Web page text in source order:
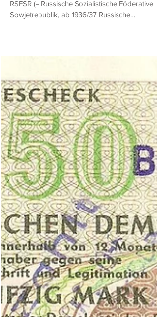
Das Papiergeld von Tannu-Tuwa 1921 bis
1944
RSFSR (= Russische Sozialistische Föderative
Weltkrieg in Deutschland, Ungarn oder in der
Slowakei hatten keinen Bestand und wurden
niedergeschlagen. Nicht so die tuwinische Räte-
Republik. Das südsibirische Gebiet um die 1914
gegründete russische Stadt Belozarsk galt ab
1921 mit dem Staatsnamen Tannu-Tuwa späte